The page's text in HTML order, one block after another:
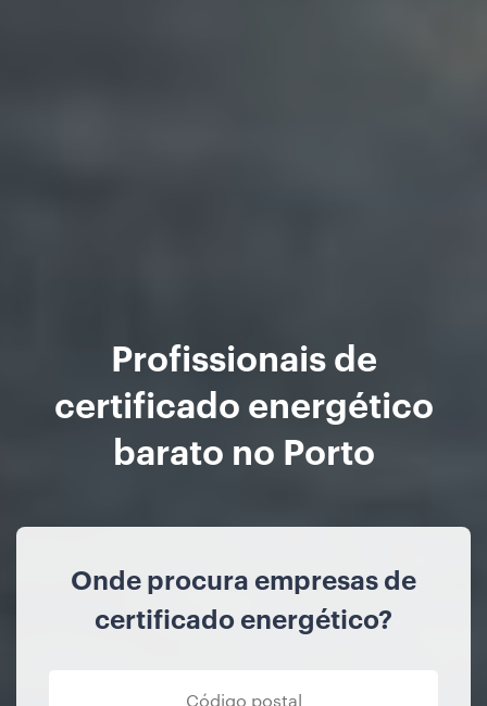
Profissionais de
certificado energético
barato no Porto
Onde procura empresas de
certificado energético?